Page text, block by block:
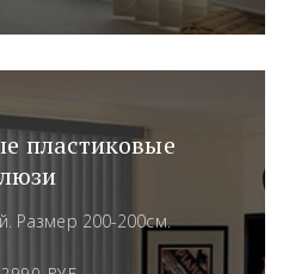
пластиковые
Размер 200-200см.